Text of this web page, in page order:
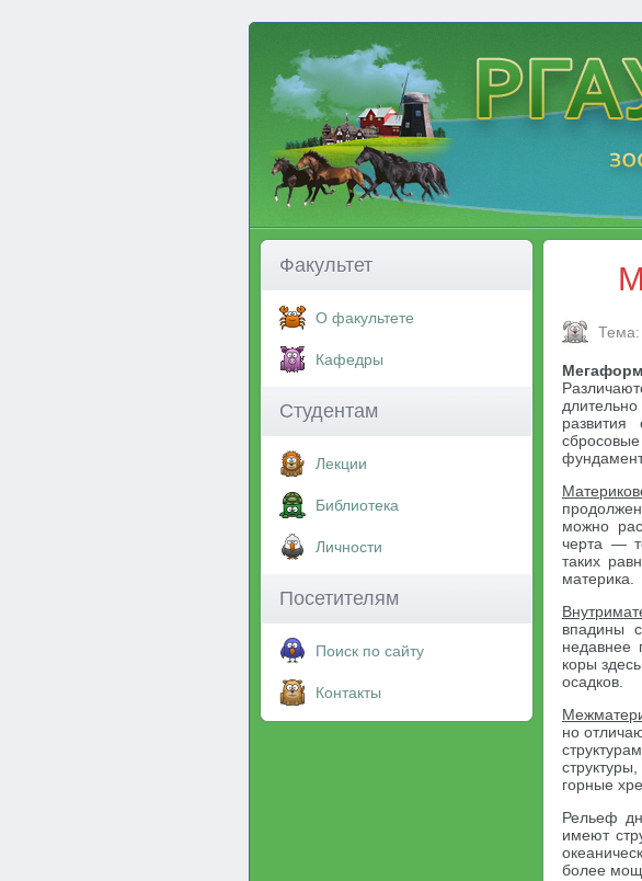
Факультет
О факультете
Кафедры
Студентам
Лекции
Библиотека
Личности
Посетителям
Поиск по сайту
Контакты
Тема:
развития
можно
черта —
таких
материка.
впадины
недавнее
коры
осадков.
но
горные
Рельеф
имеют
более